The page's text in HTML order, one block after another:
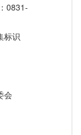
0831-
标识
会